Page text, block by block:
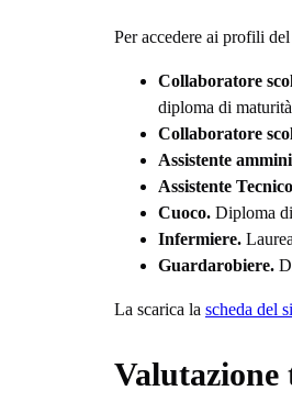
Per accedere ai profili
Collaboratore
diploma di
Collaboratore
Assistente
Assistente
Cuoco. Diploma
Infermiere.
Guardarobiere.
La scarica la scheda del